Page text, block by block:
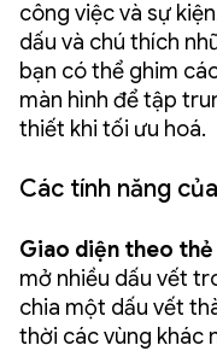
công việc và sự
dấu và chú thích
bạn có thể ghim
màn hình để tập
thiết khi tối ưu hoá.
Các tính năng
Giao diện theo
mở nhiều dấu vết
chia một dấu vết
thời các vùng khác